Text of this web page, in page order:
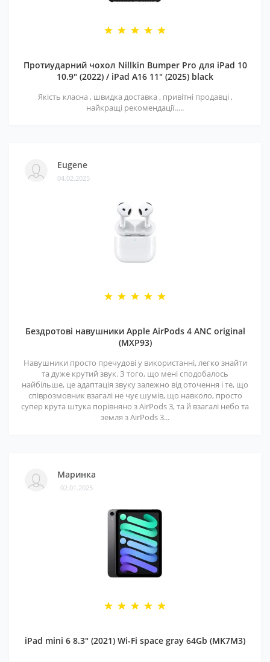
Протиударний чохол Nillkin Bumper Pro для iPad 10
10.9" (2022) / iPad A16 11" (2025) black
Якість класна , швидка доставка , привітні продавці ,
найкращі рекомендації…..
Eugene
04.02.2025
Бездротові навушники Apple AirPods 4 ANC original
(MXP93)
Навушники просто пречудові у використанні, легко знайти
та дуже крутий звук. З того, що мені сподобалось
найбільше, це адаптація звуку залежно від оточення і те, що
співрозмовник взагалі не чує шумів, що навколо, просто
супер крута штука порівняно з AirPods 3, та й взагалі небо та
земля з AirPods 3...
Маринка
02.01.2025
iPad mini 6 8.3" (2021) Wi-Fi space gray 64Gb (MK7M3)